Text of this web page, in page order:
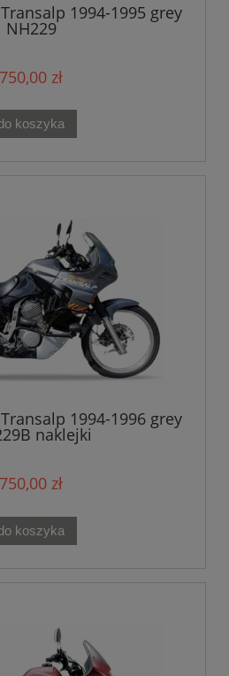
1994-1995 grey
NH229
750,00 zł
koszyka
1994-1996 grey
naklejki
750,00 zł
koszyka